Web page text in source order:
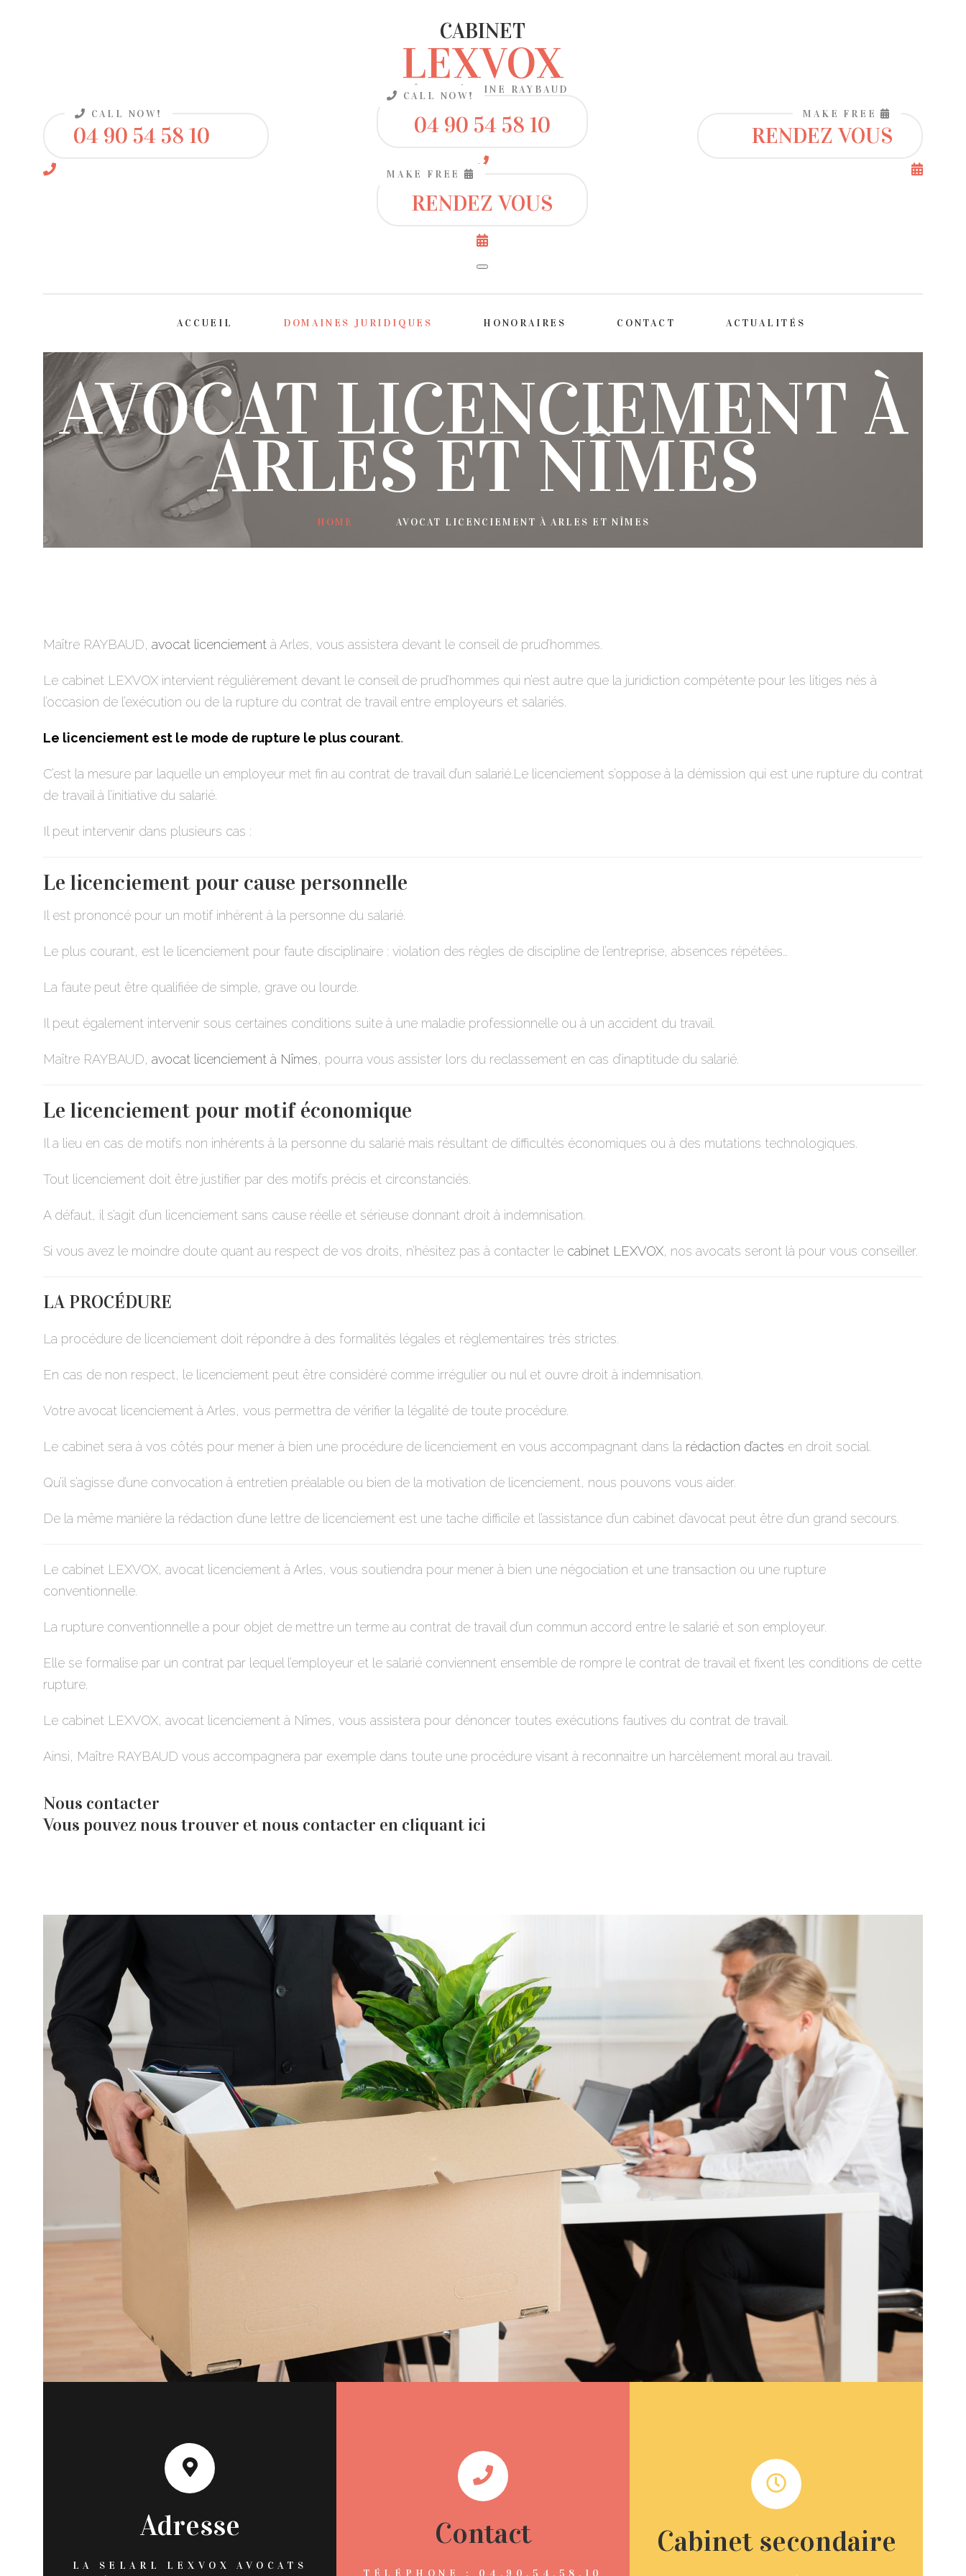
CALL NOW!
04 90 54 58 10
CABINET
LEXVOX
MAÎTRE CÉDRINE RAYBAUD
CALL NOW!
04 90 54 58 10
MAKE FREE
RENDEZ VOUS
MAKE FREE
RENDEZ VOUS
ACCUEIL DOMAINES JURIDIQUES HONORAIRES CONTACT ACTUALITÉS
AVOCAT LICENCIEMENT À
ARLES ET NÎMES
HOME AVOCAT LICENCIEMENT À ARLES ET NÎMES
Maître RAYBAUD, avocat licenciement à Arles, vous assistera devant le conseil de prud’hommes.
Le cabinet LEXVOX intervient régulièrement devant le conseil de prud’hommes qui n’est autre que la juridiction compétente pour les litiges nés à
l’occasion de l’exécution ou de la rupture du contrat de travail entre employeurs et salariés.
Le licenciement est le mode de rupture le plus courant.
C’est la mesure par laquelle un employeur met fin au contrat de travail d’un salarié.Le licenciement s’oppose à la démission qui est une rupture du contrat
de travail à l’initiative du salarié.
Il peut intervenir dans plusieurs cas :
Le licenciement pour cause personnelle
Il est prononcé pour un motif inhérent à la personne du salarié.
Le plus courant, est le licenciement pour faute disciplinaire : violation des règles de discipline de l’entreprise, absences répétées…
La faute peut être qualifiée de simple, grave ou lourde.
Il peut également intervenir sous certaines conditions suite à une maladie professionnelle ou à un accident du travail.
Maître RAYBAUD, avocat licenciement à Nîmes, pourra vous assister lors du reclassement en cas d’inaptitude du salarié.
Le licenciement pour motif économique
Il a lieu en cas de motifs non inhérents à la personne du salarié mais résultant de difficultés économiques ou à des mutations technologiques.
Tout licenciement doit être justifier par des motifs précis et circonstanciés.
A défaut, il s’agit d’un licenciement sans cause réelle et sérieuse donnant droit à indemnisation.
Si vous avez le moindre doute quant au respect de vos droits, n’hésitez pas à contacter le cabinet LEXVOX, nos avocats seront là pour vous conseiller.
LA PROCÉDURE
La procédure de licenciement doit répondre à des formalités légales et règlementaires très strictes.
En cas de non respect, le licenciement peut être considéré comme irrégulier ou nul et ouvre droit à indemnisation.
Votre avocat licenciement à Arles, vous permettra de vérifier la légalité de toute procédure.
Le cabinet sera à vos côtés pour mener à bien une procédure de licenciement en vous accompagnant dans la rédaction d’actes en droit social.
Qu’il s’agisse d’une convocation à entretien préalable ou bien de la motivation de licenciement, nous pouvons vous aider.
De la même manière la rédaction d’une lettre de licenciement est une tache difficile et l’assistance d’un cabinet d’avocat peut être d’un grand secours.
Le cabinet LEXVOX, avocat licenciement à Arles, vous soutiendra pour mener à bien une négociation et une transaction ou une rupture
conventionnelle.
La rupture conventionnelle a pour objet de mettre un terme au contrat de travail d’un commun accord entre le salarié et son employeur.
Elle se formalise par un contrat par lequel l’employeur et le salarié conviennent ensemble de rompre le contrat de travail et fixent les conditions de cette
rupture.
Le cabinet LEXVOX, avocat licenciement à Nîmes, vous assistera pour dénoncer toutes exécutions fautives du contrat de travail.
Ainsi, Maître RAYBAUD vous accompagnera par exemple dans toute une procédure visant à reconnaitre un harcèlement moral au travail.
Nous contacter
Vous pouvez nous trouver et nous contacter en cliquant ici
Adresse
LA SELARL LEXVOX AVOCATS
Contact
TÉLÉPHONE : 04.90.54.58.10
Cabinet secondaire